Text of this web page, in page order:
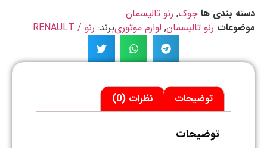
بندی ها جوک ,رنو تالیسمان
رنو تالیسمان,لوازم موتوریبرند:رنو / RENAULT
توضیحات نظرات (0)
توضیحات